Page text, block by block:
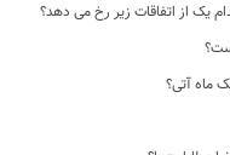
یک از اتفاقات زیر رخ می دهد؟
ماه آتی؟